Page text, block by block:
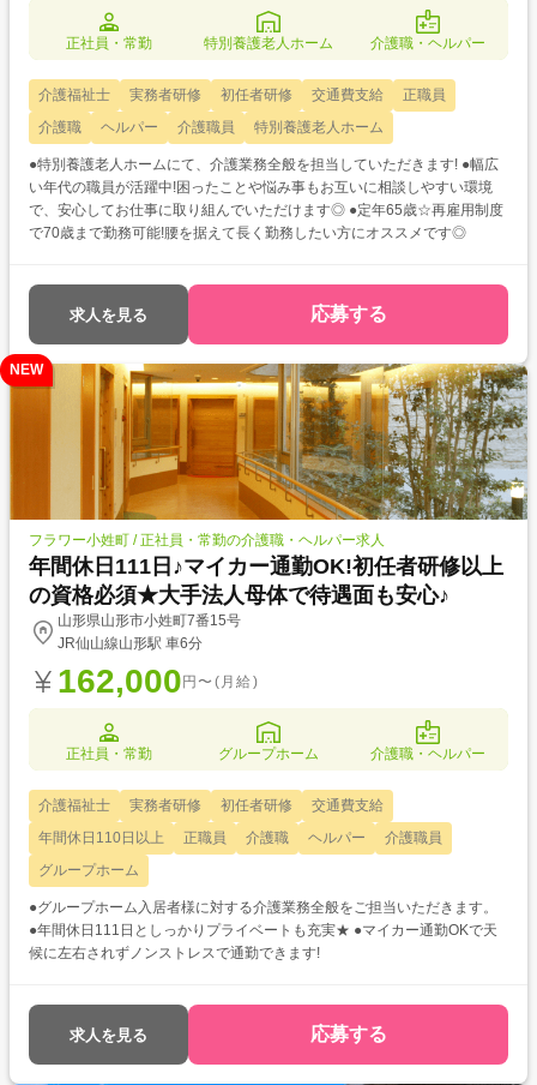
正社員・常勤 特別養護老人ホーム 介護職・ヘルパー
介護福祉士 実務者研修 初任者研修 交通費支給
正職員
介護職
ヘルパー 介護職員 特別養護老人ホーム
●特別養護老人ホームにて、介護業務全般を担当していただきます! ●幅広
い年代の職員が活躍中!困ったことや悩み事もお互いに相談しやすい環境
で、安心してお仕事に取り組んでいただけます◎ ●定年65歳☆再雇用制度
で70歳まで勤務可能!腰を据えて長く勤務したい方にオススメです◎
求人を見る 応募する
NEW
フラワー小姓町 / 正社員・常勤の介護職・ヘルパー求人
年間休日111日♪マイカー通勤OK!初任者研修以上
の資格必須★大手法人母体で待遇面も安心♪
山形県山形市小姓町7番15号
JR仙山線山形駅 車6分
162,000 円〜(月給)
正社員・常勤 グループホーム 介護職・ヘルパー
介護福祉士 実務者研修 初任者研修
交通費支給
年間休日110日以上
正職員 介護職 ヘルパー
介護職員
グループホーム
●グループホーム入居者様に対する介護業務全般をご担当いただきます。
●年間休日111日としっかりプライベートも充実★ ●マイカー通勤OKで天
候に左右されずノンストレスで通勤できます!
求人を見る 応募する